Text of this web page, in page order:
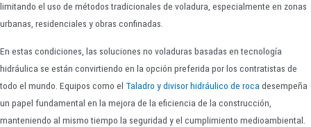
limitando el uso de métodos tradicionales de voladura, especialmente en zonas
urbanas, residenciales y obras confinadas.
En estas condiciones, las soluciones no voladuras basadas en tecnología
hidráulica se están convirtiendo en la opción preferida por los contratistas de
todo el mundo. Equipos como el Taladro y divisor hidráulico de rocadesempeña
un papel fundamental en la mejora de la eficiencia de la construcción,
manteniendo al mismo tiempo la seguridad y el cumplimiento medioambiental.